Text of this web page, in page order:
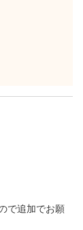
で追加でお願